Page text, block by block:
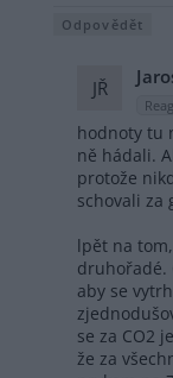
Odpovědět
JŘ
hodnoty tu
ně hádali.
protože
schovali za
lpět na
druhořadé.
aby se
se za CO2
že za